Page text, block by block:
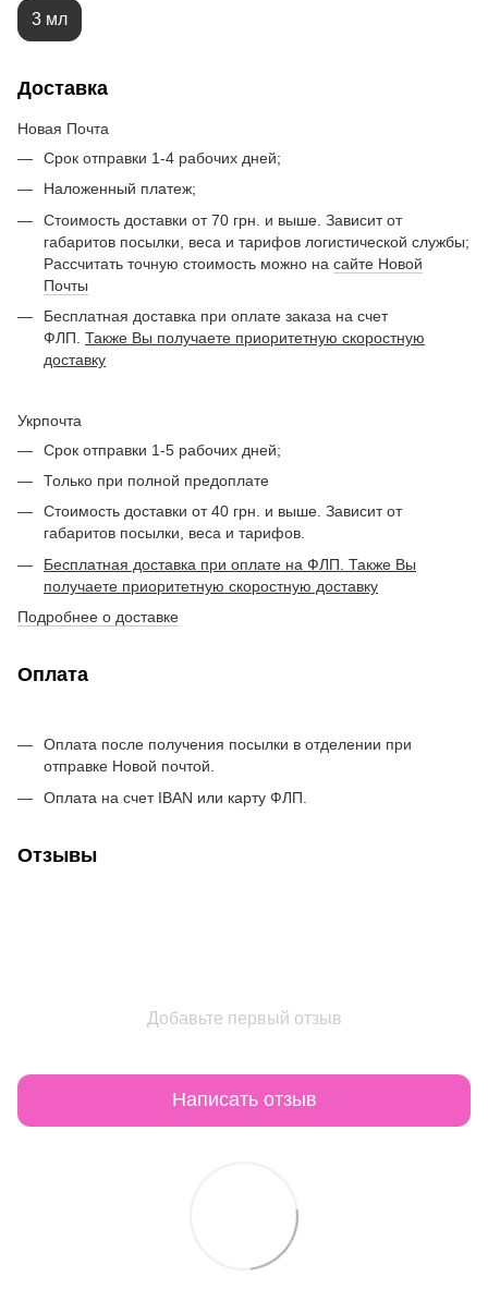
3 мл
Доставка
Новая Почта
Срок отправки 1-4 рабочих дней;
Наложенный платеж;
Стоимость доставки от 70 грн. и выше. Зависит от
габаритов посылки, веса и тарифов логистической службы;
Рассчитать точную стоимость можно на сайте Новой
Почты
Бесплатная доставка при оплате заказа на счет
ФЛП. Также Вы получаете приоритетную скоростную
доставку
Укрпочта
Срок отправки 1-5 рабочих дней;
Только при полной предоплате
Стоимость доставки от 40 грн. и выше. Зависит от
габаритов посылки, веса и тарифов.
Бесплатная доставка при оплате на ФЛП. Также Вы
получаете приоритетную скоростную доставку
Подробнее о доставке
Оплата
Оплата после получения посылки в отделении при
отправке Новой почтой.
Оплата на счет IBAN или карту ФЛП.
Отзывы
Добавьте первый отзыв
Написать отзыв